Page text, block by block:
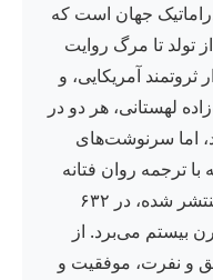
جهان است که
تولد تا مرگ روایت
ثروتمند آمریکایی، و
لهستانی، هر دو در
دنیا می‌آیند، اما سرنوشت‌های
ترجمه روان فتانه
حاج سیدجوادی توسط نشر البرز منتشر شده، در ۶۳۲
بیستم می‌برد. از
و نفرت، موفقیت و